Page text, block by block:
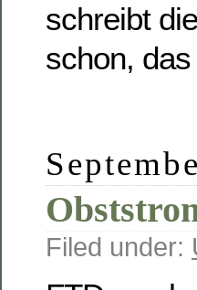
schreibt
schon,
Filed under: